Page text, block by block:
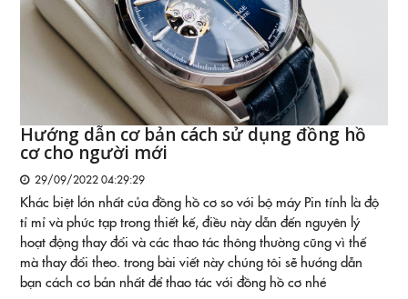
Hướng dẫn cơ bản cách sử dụng đồng hồ
cơ cho người mới
29/09/2022 04:29:29
Khác biệt lớn nhất của đồng hồ cơ so với bộ máy Pin tính là độ
tỉ mỉ và phức tạp trong thiết kế, điều này dẫn đến nguyên lý
hoạt động thay đổi và các thao tác thông thường cũng vì thế
mà thay đổi theo. trong bài viết này chúng tôi sẽ hướng dẫn
bạn cách cơ bản nhất để thao tác với đồng hồ cơ nhé